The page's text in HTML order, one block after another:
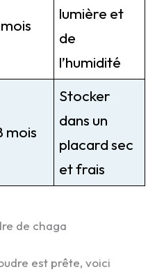
lumière et
de
l’humidité
mois
Stocker
dans un
placard sec
et frais
de chaga
est prête, voici